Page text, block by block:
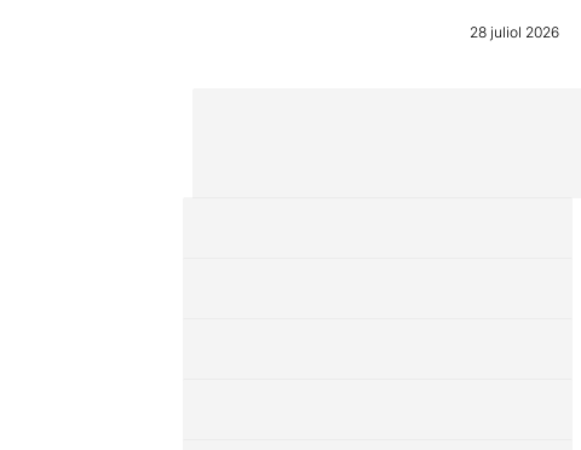
28 juliol 2026